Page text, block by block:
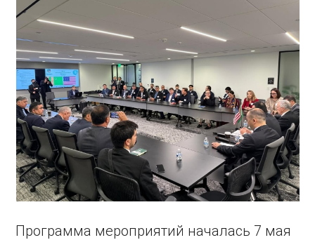
Программа мероприятий началась 7 мая